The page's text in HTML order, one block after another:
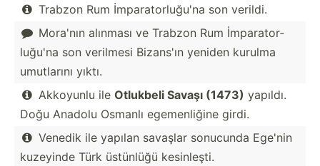
 Trabzon Rum İmpara­tor­luğu'na son verildi.
 Mora'nın alınması ve Trabzon Rum İmpara­tor­
luğu'na son verilmesi Bizans'ın yeniden kurulma
umutlarını yıktı.
 Akkoyunlu ile Otlukbeli Savaşı (1473) yapıldı.
Doğu Anadolu Osmanlı egemen­liğine girdi.
 Venedik ile yapılan savaşlar sonucunda Ege'nin
kuzeyinde Türk üstünlüğü kesinl­eşti.